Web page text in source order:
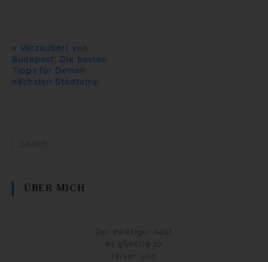
« Verzaubert von
Budapest: Die besten
Tipps für Deinen
nächsten Städtetrip
ÜBER MICH
Der Parktiger liebt
es günstig zu
reisen und